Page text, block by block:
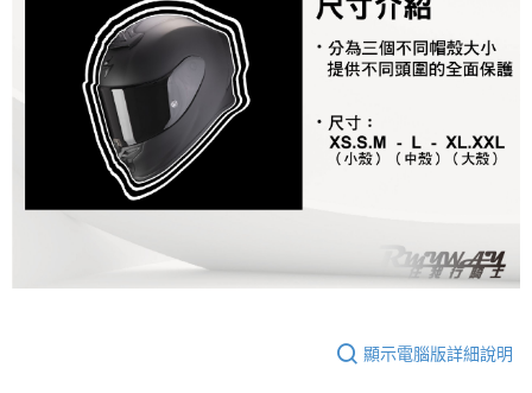
顯示電腦版詳細說明